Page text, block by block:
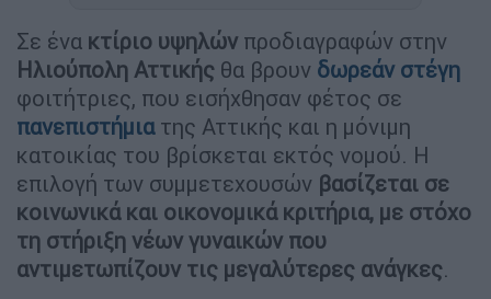
Σε ένα κτίριο υψηλών προδιαγραφών στην
Ηλιούπολη Αττικής θα βρουν δωρεάν στέγη
φοιτήτριες, που εισήχθησαν φέτος σε
πανεπιστήμια της Αττικής και η μόνιμη
κατοικίας του βρίσκεται εκτός νομού. Η
επιλογή των συμμετεχουσών βασίζεται σε
κοινωνικά και οικονομικά κριτήρια, με στόχο
τη στήριξη νέων γυναικών που
αντιμετωπίζουν τις μεγαλύτερες ανάγκες.